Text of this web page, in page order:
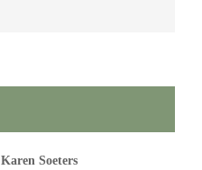
Karen Soeters